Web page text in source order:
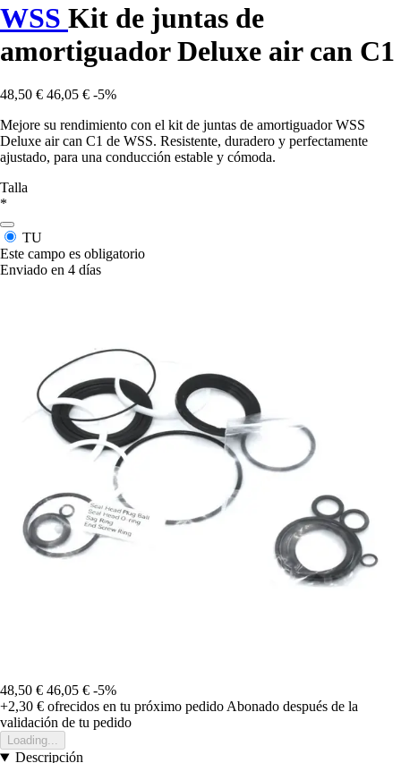
WSS Kit de juntas de
amortiguador Deluxe air can C1
48,50 € 46,05 € -5%
Mejore su rendimiento con el kit de juntas de amortiguador WSS
Deluxe air can C1 de WSS. Resistente, duradero y perfectamente
ajustado, para una conducción estable y cómoda.
Talla
*
TU
Este campo es obligatorio
Enviado en 4 días
48,50 € 46,05 € -5%
+2,30 € ofrecidos en tu próximo pedido Abonado después de la
validación de tu pedido
Loading...
Descripción